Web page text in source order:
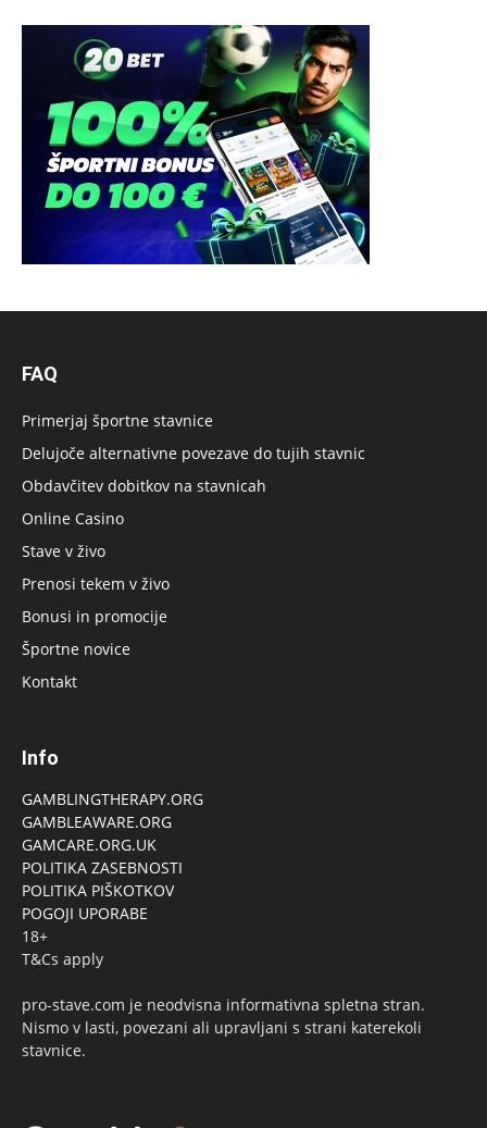
FAQ
Primerjaj športne stavnice
Delujoče alternativne povezave do tujih stavnic
Obdavčitev dobitkov na stavnicah
Online Casino
Stave v živo
Prenosi tekem v živo
Bonusi in promocije
Športne novice
Kontakt
Info
GAMBLINGTHERAPY.ORG
GAMBLEAWARE.ORG
GAMCARE.ORG.UK
POLITIKA ZASEBNOSTI
POLITIKA PIŠKOTKOV
POGOJI UPORABE
18+
T&Cs apply
pro-stave.com je neodvisna informativna spletna stran.
Nismo v lasti, povezani ali upravljani s strani katerekoli
stavnice.